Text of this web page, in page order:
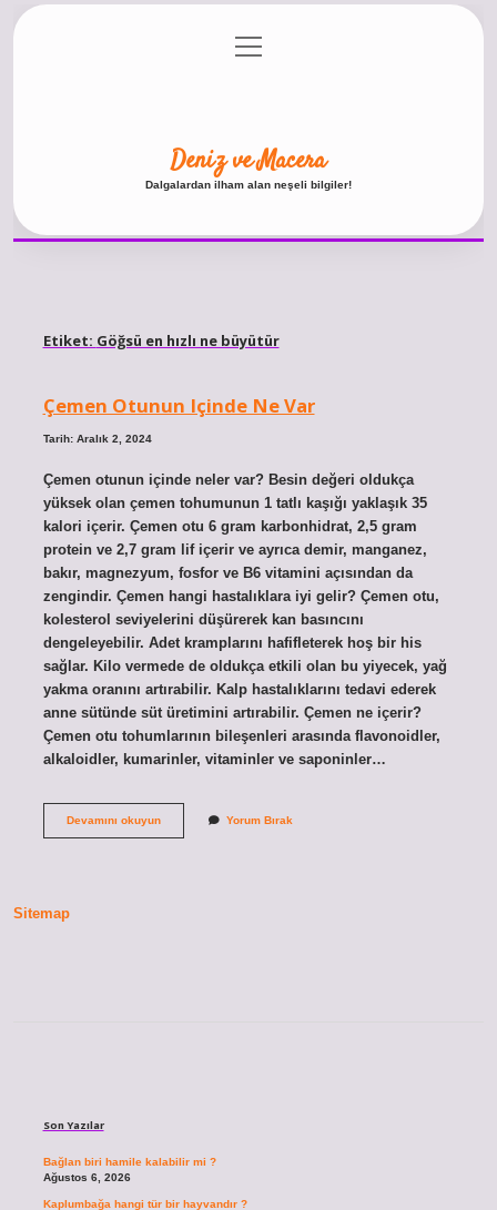
Gizlilik Politikası
menüyü
aç
Deniz ve Macera
Dalgalardan ilham alan neşeli bilgiler!
Etiket: Göğsü en hızlı ne büyütür
Çemen Otunun Içinde Ne Var
Tarih: Aralık 2, 2024
Çemen otunun içinde neler var? Besin değeri oldukça
yüksek olan çemen tohumunun 1 tatlı kaşığı yaklaşık 35
kalori içerir. Çemen otu 6 gram karbonhidrat, 2,5 gram
protein ve 2,7 gram lif içerir ve ayrıca demir, manganez,
bakır, magnezyum, fosfor ve B6 vitamini açısından da
zengindir. Çemen hangi hastalıklara iyi gelir? Çemen otu,
kolesterol seviyelerini düşürerek kan basıncını
dengeleyebilir. Adet kramplarını hafifleterek hoş bir his
sağlar. Kilo vermede de oldukça etkili olan bu yiyecek, yağ
yakma oranını artırabilir. Kalp hastalıklarını tedavi ederek
anne sütünde süt üretimini artırabilir. Çemen ne içerir?
Çemen otu tohumlarının bileşenleri arasında flavonoidler,
alkaloidler, kumarinler, vitaminler ve saponinler…
Devamını okuyunÇemen
Yorum Bırak
Sitemap
Son Yazılar
Bağlan biri hamile kalabilir mi ?
Ağustos 6, 2026
Kaplumbağa hangi tür bir hayvandır ?